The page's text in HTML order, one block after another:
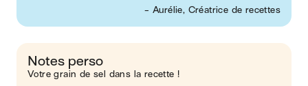
- Aurélie, Créatrice de recettes
Notes perso
Votre grain de sel dans la recette !